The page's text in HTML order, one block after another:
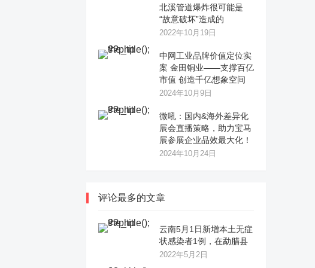
北溪管道爆炸很可能是
“故意破坏”造成的
2022年10月19日
中网工业品牌价值定位实
案 金田铜业——支撑百亿
市值 创造千亿想象空间
2024年10月9日
微吼：国内&海外差异化
展会直播策略，助力宝马
展参展企业品效最大化！
2024年10月24日
评论最多的文章
云南5月1日新增本土无症
状感染者1例，在勐腊县
2022年5月2日